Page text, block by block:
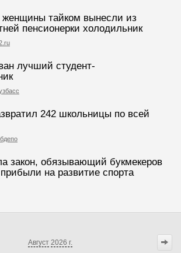
женщины тайком вынесли из
пенсионерки холодильник
лучший студент-
242 школьницы по всей
закон, обязывающий букмекеров
на развитие спорта
Август 2026 г.